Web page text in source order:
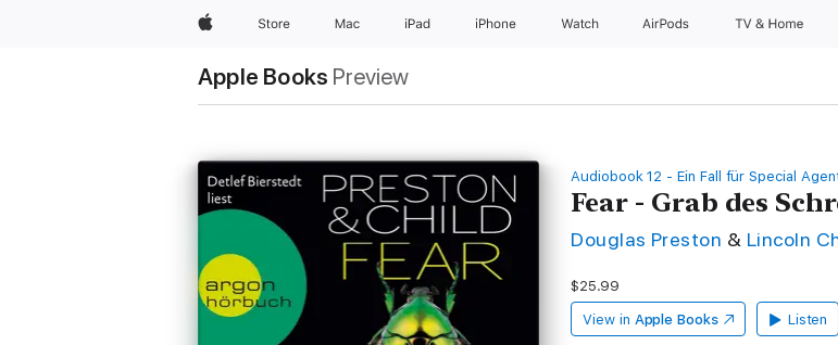
AppleStore Mac iPad iPhone Watch AirPods TV & Home
Apple Books Preview
Audiobook 12 - Ein Fall für Special
Fear - Grab des
Douglas Preston & Lincoln
$25.99
View in Apple Books Listen